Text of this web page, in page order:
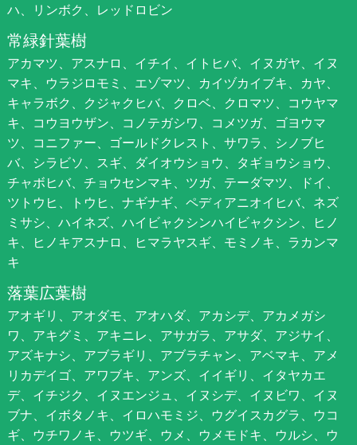
ハ、リンボク、レッドロビン
常緑針葉樹
アカマツ、アスナロ、イチイ、イトヒバ、イヌガヤ、イヌ
マキ、ウラジロモミ、エゾマツ、カイヅカイブキ、カヤ、
キャラボク、クジャクヒバ、クロベ、クロマツ、コウヤマ
キ、コウヨウザン、コノテガシワ、コメツガ、ゴヨウマ
ツ、コニファー、ゴールドクレスト、サワラ、シノブヒ
バ、シラビソ、スギ、ダイオウショウ、タギョウショウ、
チャボヒバ、チョウセンマキ、ツガ、テーダマツ、ドイ、
ツトウヒ、トウヒ、ナギナギ、ペディアニオイヒバ、ネズ
ミサシ、ハイネズ、ハイビャクシンハイビャクシン、ヒノ
キ、ヒノキアスナロ、ヒマラヤスギ、モミノキ、ラカンマ
キ
落葉広葉樹
アオギリ、アオダモ、アオハダ、アカシデ、アカメガシ
ワ、アキグミ、アキニレ、アサガラ、アサダ、アジサイ、
アズキナシ、アブラギリ、アブラチャン、アベマキ、アメ
リカデイゴ、アワブキ、アンズ、イイギリ、イタヤカエ
デ、イチジク、イヌエンジュ、イヌシデ、イヌビワ、イヌ
ブナ、イボタノキ、イロハモミジ、ウグイスカグラ、ウコ
ギ、ウチワノキ、ウツギ、ウメ、ウメモドキ、ウルシ、ウ